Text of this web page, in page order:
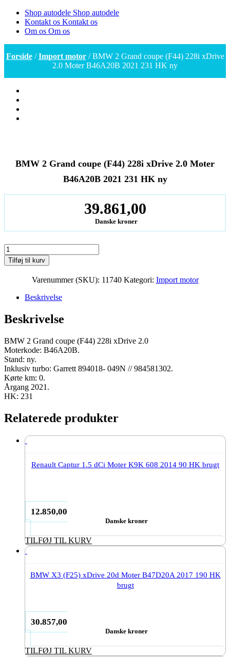
Shop autodele Shop autodele
Kontakt os Kontakt os
Om os Om os
Forside/Import motor/ BMW 2 Grand coupe (F44) 228i xDrive
2.0 Moter B46A20B 2021 231 HK ny
BMW 2 Grand coupe (F44) 228i xDrive 2.0 Moter
B46A20B 2021 231 HK ny
39.861,00
Danske kroner
BMW
2
Grand
xDrive
Moter
2021
231
HK
ny
antal
Tilføj til kurv
Varenummer (SKU): 11740 Kategori: Import motor
Beskrivelse
Beskrivelse
BMW 2 Grand coupe (F44) 228i xDrive 2.0
Moterkode: B46A20B.
Stand: ny.
Inklusiv turbo: Garrett 894018- 049N // 984581302.
Kørte km: 0.
Årgang 2021.
HK: 231
Relaterede produkter
Renault Captur 1.5 dCi Moter K9K 608 2014 90 HK brugt
12.850,00
Danske kroner
TILFØJ TIL KURV
BMW X3 (F25) xDrive 20d Moter B47D20A 2017 190 HK
brugt
30.857,00
Danske kroner
TILFØJ TIL KURV